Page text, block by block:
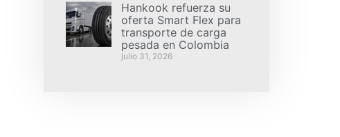
Hankook refuerza su
oferta Smart Flex para
transporte de carga
pesada en Colombia
julio 31, 2026